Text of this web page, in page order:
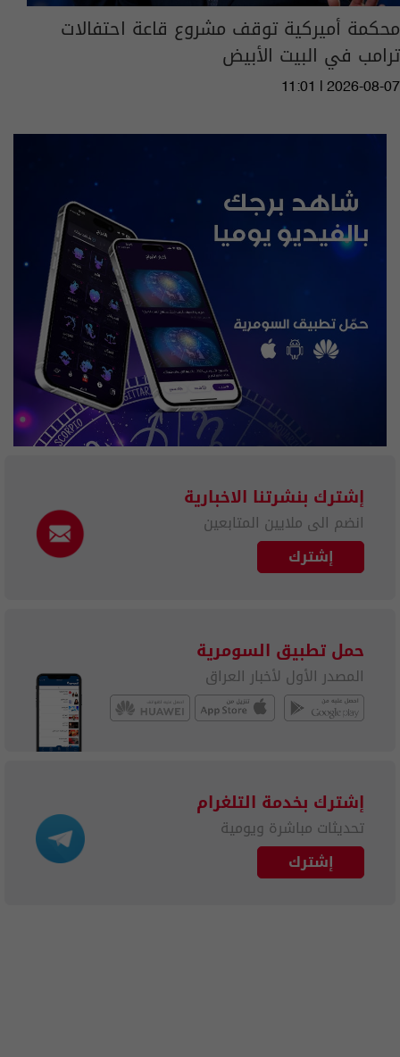
محكمة أميركية توقف مشروع قاعة احتفالات
ترامب في البيت الأبيض
11:01 | 2026-08-07
إشترك بنشرتنا الاخبارية
انضم الى ملايين المتابعين
إشترك
حمل تطبيق السومرية
المصدر الأول لأخبار العراق
إشترك بخدمة التلغرام
تحديثات مباشرة ويومية
إشترك